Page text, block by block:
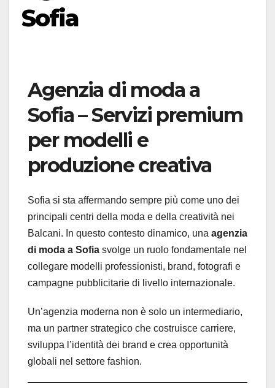
Sofia
Agenzia di moda a
Sofia – Servizi premium
per modelli e
produzione creativa
Sofia si sta affermando sempre più come uno dei
principali centri della moda e della creatività nei
Balcani. In questo contesto dinamico, una agenzia
di moda a Sofia svolge un ruolo fondamentale nel
collegare modelli professionisti, brand, fotografi e
campagne pubblicitarie di livello internazionale.
Un’agenzia moderna non è solo un intermediario,
ma un partner strategico che costruisce carriere,
sviluppa l’identità dei brand e crea opportunità
globali nel settore fashion.